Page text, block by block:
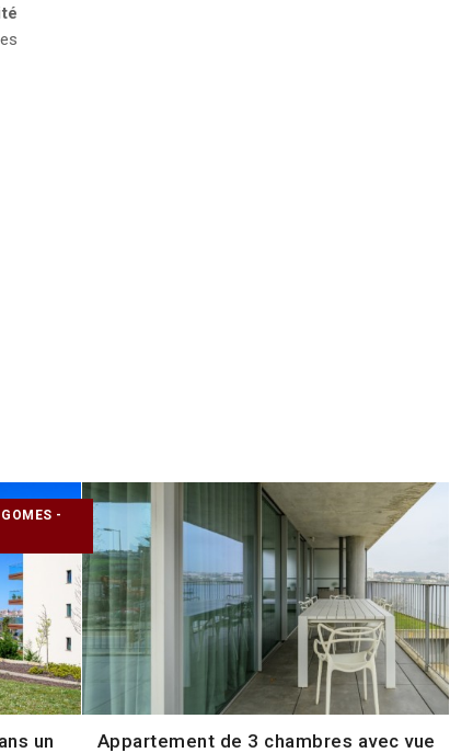
-
un
Appartement de 3 chambres avec vue